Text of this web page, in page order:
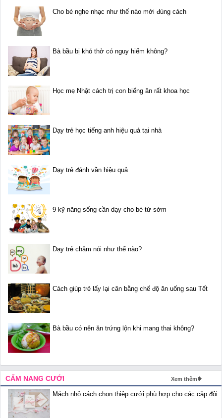
Cho bé nghe nhạc như thế nào mới đúng cách
Bà bầu bị khó thở có nguy hiểm không?
Học mẹ Nhật cách trị con biếng ăn rất khoa học
Dạy trẻ học tiếng anh hiệu quả tại nhà
Dạy trẻ đánh vần hiệu quả
9 kỹ năng sống cần dạy cho bé từ sớm
Dạy trẻ chậm nói như thế nào?
Cách giúp trẻ lấy lại cân bằng chế độ ăn uống sau Tết
Bà bầu có nên ăn trứng lộn khi mang thai không?
CẨM NANG CƯỚI Xem thêm
Mách nhỏ cách chọn thiệp cưới phù hợp cho các cặp đôi